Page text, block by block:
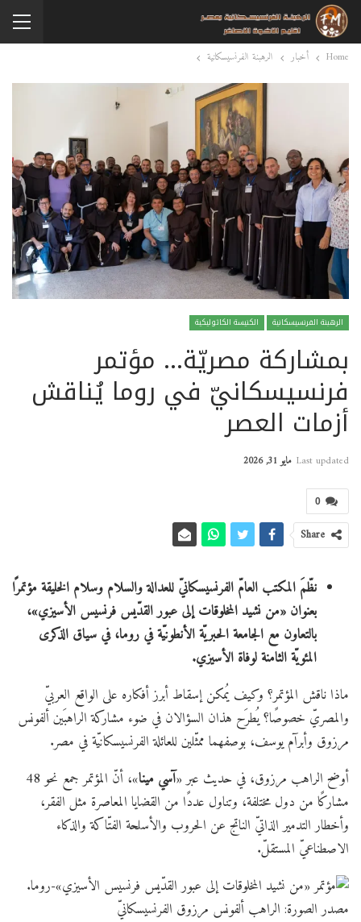
Home أخبار الرهبنة الفرنسيسكانية
الرهبنة الفرنسيسكانية الكنيسة الكاثوليكية
بمشاركة مصريّة… مؤتمر
فرنسيسكانيّ في روما يُناقش
أزمات العصر
Last updated مايو 31, 2026
0
Share
نظّمَ المكتب العامّ الفرنسيسكانيّ للعدالة والسلام وسلام الخليقة مؤتمرًا
بعنوان «من نشيد المخلوقات إلى عبور القدّيس فرنسيس الأسيزي»،
بالتعاون مع الجامعة الحبريّة الأنطونيّة في روما، في سياق الذكرى
المئويّة الثامنة لوفاة الأسيزي.
ماذا ناقش المؤتمر؟ وكيف يُمكن إسقاط أبرز أفكاره على الواقع العربيّ
والمصريّ خصوصًا؟ يُطرَح هذان السؤالان في ضوء مشاركة الراهبَين ألفونس
مرزوق وأبرآم يوسف، بوصفهما ممثّلين للعائلة الفرنسيسكانيّة في مصر.
أوضح الراهب مرزوق، في حديث عبر «آسي مينا
»، أنّ المؤتمر جمع نحو 48
مشاركًا من دول مختلفة، وتناول عددًا من القضايا المعاصرة مثل الفقر،
وأخطار التدمير الذاتيّ الناتج عن الحروب والأسلحة الفتّاكة والذكاء
الاصطناعيّ المستقلّ.